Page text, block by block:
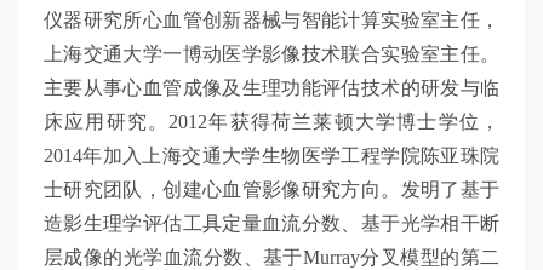
仪器研究所心血管创新器械与智能计算实验室主任，
上海交通大学一博动医学影像技术联合实验室主任。
主要从事心血管成像及生理功能评估技术的研发与临
床应用研究。2012年获得荷兰莱顿大学博士学位，
2014年加入上海交通大学生物医学工程学院陈亚珠院
士研究团队，创建心血管影像研究方向。发明了基于
造影生理学评估工具定量血流分数、基于光学相干断
层成像的光学血流分数、基于Murray分叉模型的第二